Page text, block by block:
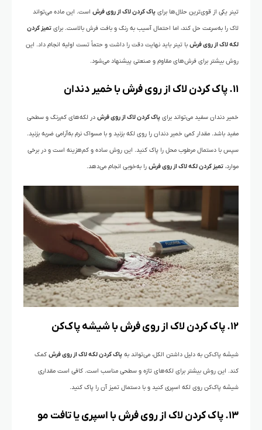
تینر یکی از قوی‌ترین حلال‌ها برای پاک کردن لاک از روی فرش است. این ماده می‌تواند
لاک را به‌سرعت حل کند، اما احتمال آسیب به رنگ و بافت فرش بالاست. برای تمیز کردن
لکه لاک از روی فرش با تینر باید نهایت دقت را داشت و حتماً تست اولیه انجام داد. این
روش بیشتر برای فرش‌های مقاوم و صنعتی پیشنهاد می‌شود.
۱۱. پاک کردن لاک از روی فرش با خمیر دندان
خمیر دندان سفید می‌تواند برای پاک کردن لاک از روی فرش در لکه‌های کم‌رنگ و سطحی
مفید باشد. مقدار کمی خمیر دندان را روی لکه بزنید و با مسواک نرم به‌آرامی ضربه بزنید.
سپس با دستمال مرطوب محل را پاک کنید. این روش ساده و کم‌هزینه است و در برخی
موارد، تمیز کردن لکه لاک از روی فرش را به‌خوبی انجام می‌دهد.
۱۲. پاک کردن لاک از روی فرش با شیشه پاک‌کن
شیشه پاک‌کن به دلیل داشتن الکل، می‌تواند به پاک کردن لکه لاک از روی فرش کمک
کند. این روش بیشتر برای لکه‌های تازه و سطحی مناسب است. کافی است مقداری
شیشه پاک‌کن روی لکه اسپری کنید و با دستمال تمیز آن را پاک کنید.
۱۳. پاک کردن لاک از روی فرش با اسپری یا تافت مو